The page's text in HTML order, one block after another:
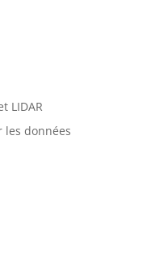
LIDAR
les données